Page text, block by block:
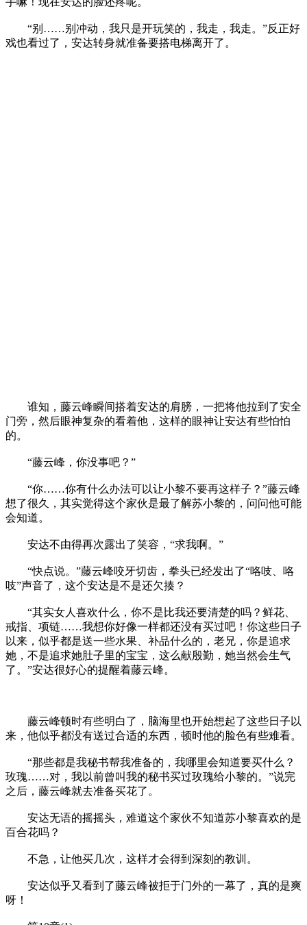
“别……别冲动，我只是开玩笑的，我走，我走。”反正好
戏也看过了，安达转身就准备要搭电梯离开了。
谁知，藤云峰瞬间搭着安达的肩膀，一把将他拉到了安全
门旁，然后眼神复杂的看着他，这样的眼神让安达有些怕怕
的。
“藤云峰，你没事吧？”
“你……你有什么办法可以让小黎不要再这样子？”藤云峰
想了很久，其实觉得这个家伙是最了解苏小黎的，问问他可能
会知道。
安达不由得再次露出了笑容，“求我啊。”
“快点说。”藤云峰咬牙切齿，拳头已经发出了“咯吱、咯
吱”声音了，这个安达是不是还欠揍？
“其实女人喜欢什么，你不是比我还要清楚的吗？鲜花、
戒指、项链……我想你好像一样都还没有买过吧！你这些日子
以来，似乎都是送一些水果、补品什么的，老兄，你是追求
她，不是追求她肚子里的宝宝，这么献殷勤，她当然会生气
了。”安达很好心的提醒着藤云峰。
藤云峰顿时有些明白了，脑海里也开始想起了这些日子以
来，他似乎都没有送过合适的东西，顿时他的脸色有些难看。
“那些都是我秘书帮我准备的，我哪里会知道要买什么？
玫瑰……对，我以前曾叫我的秘书买过玫瑰给小黎的。”说完
之后，藤云峰就去准备买花了。
安达无语的摇摇头，难道这个家伙不知道苏小黎喜欢的是
百合花吗？
不急，让他买几次，这样才会得到深刻的教训。
安达似乎又看到了藤云峰被拒于门外的一幕了，真的是爽
呀！